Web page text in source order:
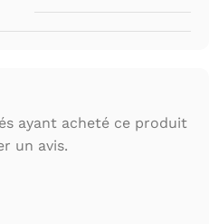
ayant acheté ce produit
un avis.